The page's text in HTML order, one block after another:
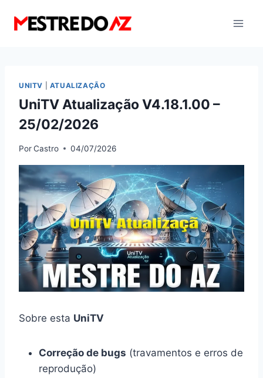
para
UNITV ATUALIZAÇÃO
UniTV Atualização V4.18.1.00 –
25/02/2026
PorCastro 04/07/2026
Sobre esta UniTV
Correção de bugs (travamentos e erros de
reprodução)